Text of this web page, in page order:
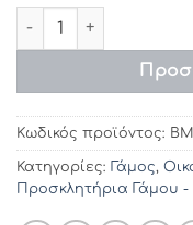
Προσκλητήρια
Κωδικός προϊόντος:
Κατηγορίες: Γάμος,
Προσκλητήρια Γάμου -